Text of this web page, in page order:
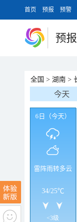
首页 预报 预警
预报
全国 > 湖南 >
今天
6日（今天）
雷阵雨转多云
34/25℃
<3级